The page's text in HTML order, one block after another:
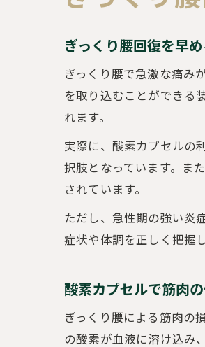
ぎっくり腰回復を早
ぎっくり腰で急激な痛み
を取り込むことができる
れます。
実際に、酸素カプセルの
択肢となっています。ま
されています。
ただし、急性期の強い炎
症状や体調を正しく把握
酸素カプセルで筋肉
ぎっくり腰による筋肉の
の酸素が血液に溶け込み